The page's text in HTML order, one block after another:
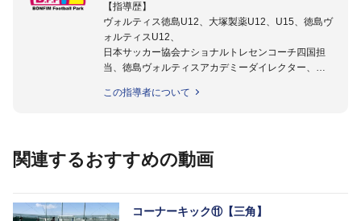
【指導歴】
ヴォルティス徳島U12、大塚製薬U12、U15、徳島ヴ
ォルティスU12、
日本サッカー協会ナショナルトレセンコーチ四国担
当、徳島ヴォルティスアカデミーダイレクター、
日本サッカー協会公認B級養成講習会インストラクタ
協会公認キッズリーダーチーフインストラクター
【指導歴】
この指導者について
関連するおすすめの動画
コーナーキック⑪【三角】